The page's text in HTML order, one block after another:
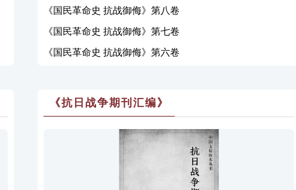
《国民革命史 抗战御侮》第八卷
《国民革命史 抗战御侮》第七卷
《国民革命史 抗战御侮》第六卷
《抗日战争期刊汇编》